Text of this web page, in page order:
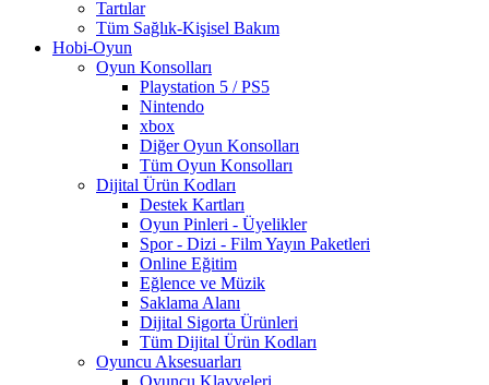
Tartılar
Tüm Sağlık-Kişisel Bakım
Hobi-Oyun
Oyun Konsolları
Playstation 5 / PS5
Nintendo
xbox
Diğer Oyun Konsolları
Tüm Oyun Konsolları
Dijital Ürün Kodları
Destek Kartları
Oyun Pinleri - Üyelikler
Spor - Dizi - Film Yayın Paketleri
Online Eğitim
Eğlence ve Müzik
Saklama Alanı
Dijital Sigorta Ürünleri
Tüm Dijital Ürün Kodları
Oyuncu Aksesuarları
Oyuncu Klavyeleri